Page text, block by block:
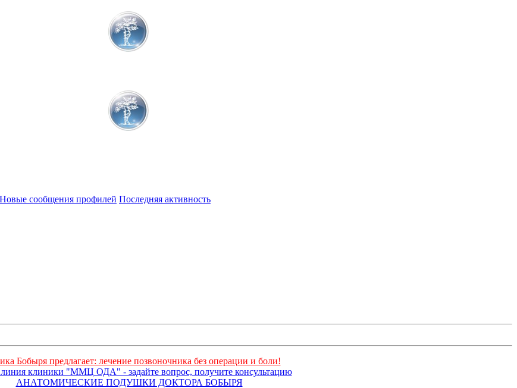
Новые сообщения профилей Последняя активность
Бобыря предлагает: лечение позвоночника без операции и боли!
линия клиники "ММЦ ОДА" - задайте вопрос, получите консультацию
АНАТОМИЧЕСКИЕ ПОДУШКИ ДОКТОРА БОБЫРЯ